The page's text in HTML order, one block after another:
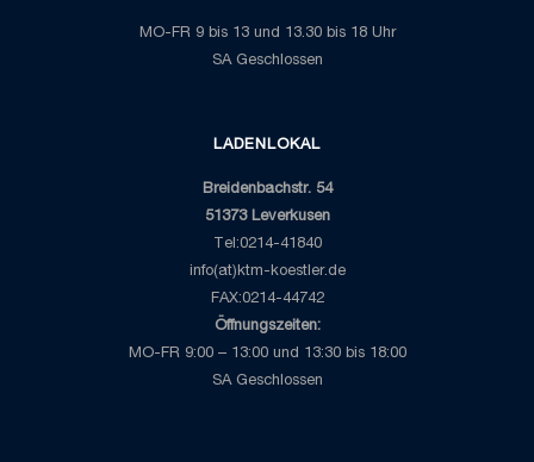
MO-FR 9 bis 13 und 13.30 bis 18 Uhr
SA Geschlossen
LADENLOKAL
Breidenbachstr. 54
51373 Leverkusen
Tel:0214-41840
info(at)ktm-koestler.de
FAX:0214-44742
Öffnungszeiten:
MO-FR 9:00 – 13:00 und 13:30 bis 18:00
SA Geschlossen